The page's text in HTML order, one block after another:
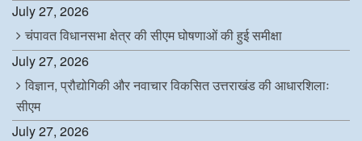
July 27, 2026
चंपावत विधानसभा क्षेत्र की सीएम घोषणाओं की हुई समीक्षा
July 27, 2026
विज्ञान, प्रौद्योगिकी और नवाचार विकसित उत्तराखंड की आधारशिलाः
सीएम
July 27, 2026